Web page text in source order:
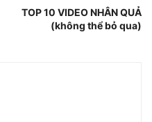
TOP 10 VIDEO NHÂN QUẢ
(không thể bỏ qua)